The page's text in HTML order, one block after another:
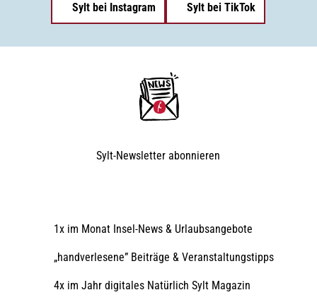
Sylt bei Instagram Sylt bei TikTok
Sylt-Newsletter abonnieren
1x im Monat Insel-News & Urlaubsangebote
„handverlesene” Beiträge & Veranstaltungstipps
4x im Jahr digitales Natürlich Sylt Magazin